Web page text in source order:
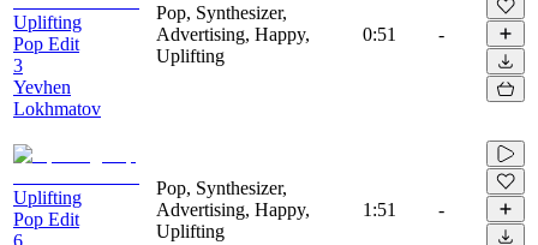
Uplifting
Pop Edit
3
Yevhen
Lokhmatov
Pop, Synthesizer,
Advertising, Happy,
Uplifting
0:51 -
Uplifting
Pop Edit
6
Pop, Synthesizer,
Advertising, Happy,
Uplifting
1:51 -